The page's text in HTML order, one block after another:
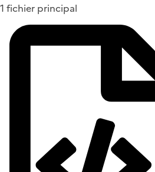
1 fichier principal